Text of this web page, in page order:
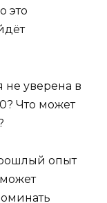
это
не уверена в
Что может
опыт